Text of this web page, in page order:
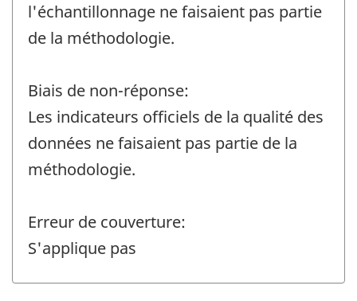
l'échantillonnage ne faisaient pas partie
de la méthodologie.
Biais de non-réponse:
Les indicateurs officiels de la qualité des
données ne faisaient pas partie de la
méthodologie.
Erreur de couverture:
S'applique pas